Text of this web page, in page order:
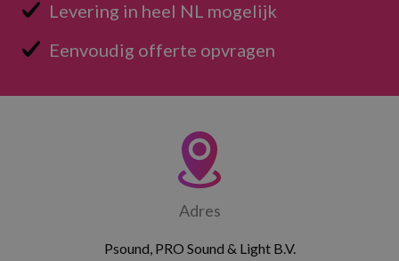
Levering in heel NL mogelijk
Eenvoudig offerte opvragen
Adres
Psound, PRO Sound & Light B.V.